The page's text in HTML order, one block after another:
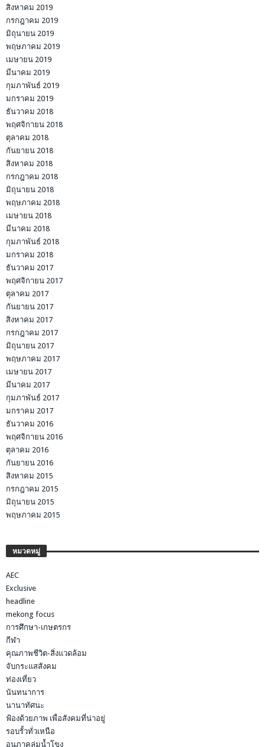
สิงหาคม 2019
กรกฎาคม 2019
มิถุนายน 2019
พฤษภาคม 2019
เมษายน 2019
มีนาคม 2019
กุมภาพันธ์ 2019
มกราคม 2019
ธันวาคม 2018
พฤศจิกายน 2018
ตุลาคม 2018
กันยายน 2018
สิงหาคม 2018
กรกฎาคม 2018
มิถุนายน 2018
พฤษภาคม 2018
เมษายน 2018
มีนาคม 2018
กุมภาพันธ์ 2018
มกราคม 2018
ธันวาคม 2017
พฤศจิกายน 2017
ตุลาคม 2017
กันยายน 2017
สิงหาคม 2017
กรกฎาคม 2017
มิถุนายน 2017
พฤษภาคม 2017
เมษายน 2017
มีนาคม 2017
กุมภาพันธ์ 2017
มกราคม 2017
ธันวาคม 2016
พฤศจิกายน 2016
ตุลาคม 2016
กันยายน 2016
สิงหาคม 2015
กรกฎาคม 2015
มิถุนายน 2015
พฤษภาคม 2015
หมวดหมู่
AEC
Exclusive
headline
mekong focus
การศึกษา-เกษตรกร
กีฬา
คุณภาพชีวิต-สิ่งแวดล้อม
จับกระแสสังคม
ท่องเที่ยว
นันทนาการ
นานาทัศนะ
ฟ้องด้วยภาพ เพื่อสังคมที่น่าอยู่
รอบรั้วทั่วเหนือ
อนุภาคลุ่มน้ำโขง